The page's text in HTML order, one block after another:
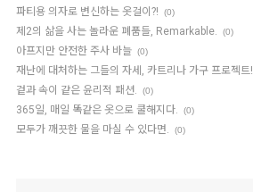
파티용 의자로 변신하는 옷걸이?! (0)
제2의 삶을 사는 놀라운 폐품들, Remarkable. (0)
아프지만 안전한 주사 바늘 (0)
재난에 대처하는 그들의 자세, 카트리나 가구 프로젝트!
겉과 속이 같은 윤리적 패션. (0)
365일, 매일 똑같은 옷으로 쿨해지다. (0)
모두가 깨끗한 물을 마실 수 있다면. (0)